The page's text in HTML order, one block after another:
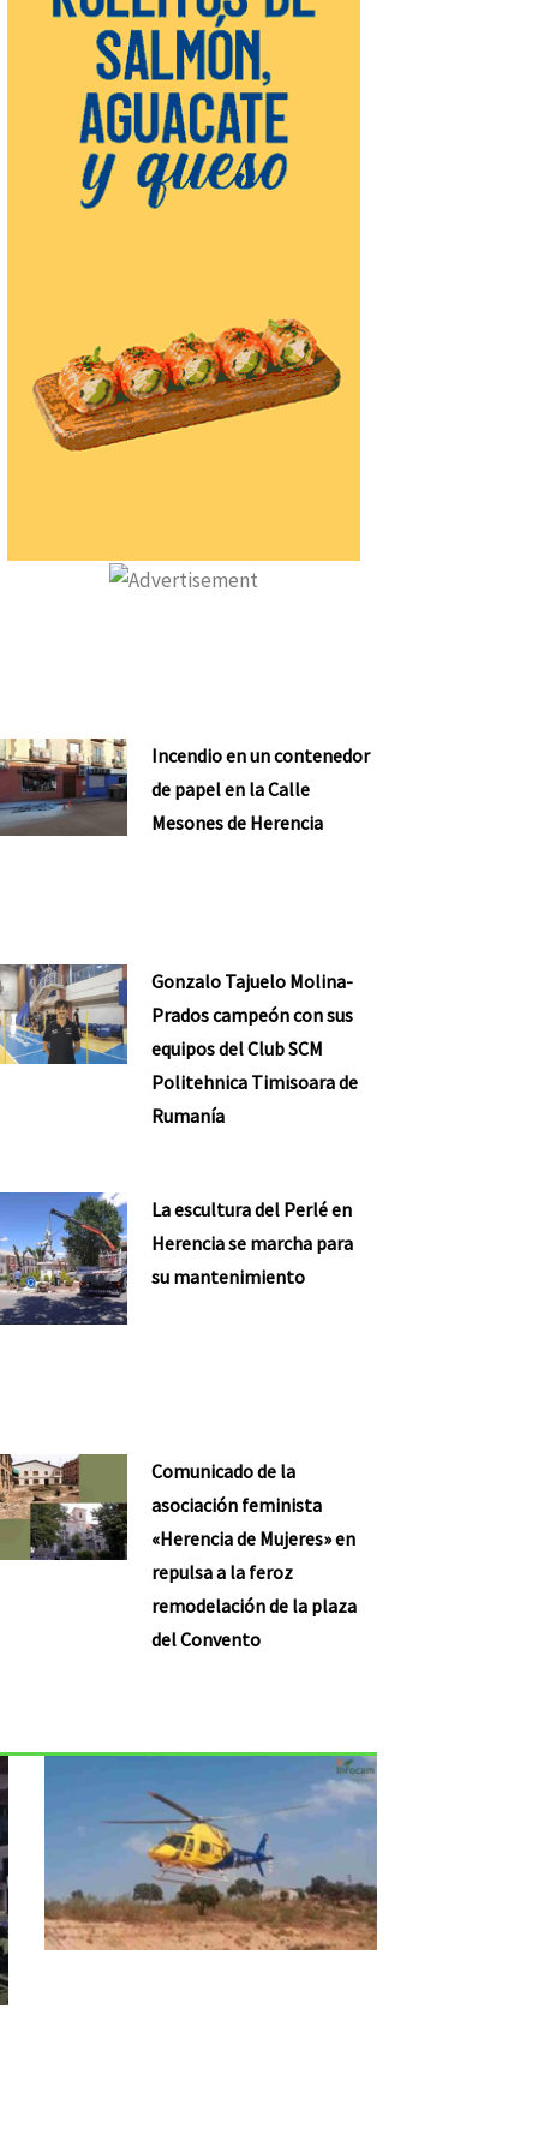
Incendio en un contenedor
de papel en la Calle
Mesones de Herencia
Gonzalo Tajuelo Molina-
Prados campeón con sus
equipos del Club SCM
Politehnica Timisoara de
Rumanía
La escultura del Perlé en
Herencia se marcha para
su mantenimiento
Comunicado de la
asociación feminista
«Herencia de Mujeres» en
repulsa a la feroz
remodelación de la plaza
del Convento